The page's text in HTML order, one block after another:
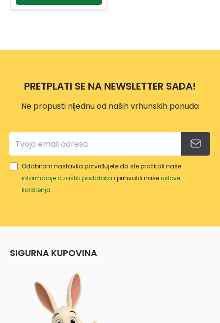
PRETPLATI SE NA NEWSLETTER SADA!
Ne propusti nijednu od naših vrhunskih ponuda
Odabirom nastavka potvrđujete da ste pročitali naše
informacije o zaštiti podataka i prihvatili našeuslove
korištenja.
SIGURNA KUPOVINA